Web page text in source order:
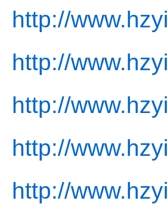
http://
http://
http://
http://
http://